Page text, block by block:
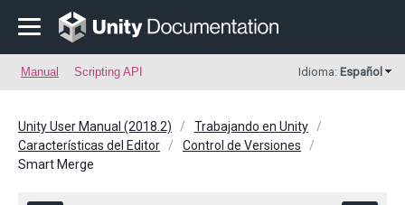
Manual Scripting API Idioma: Español
Unity User Manual (2018.2)
Trabajando en Unity
Características del Editor
Control de Versiones
Smart Merge